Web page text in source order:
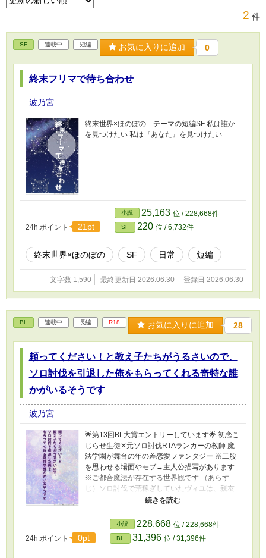
2 件
SF 連載中 短編 お気に入りに追加 0
終末フリマで待ち合わせ
波乃宮
終末世界×ほのぼの テーマの短編SF 私は誰か
を見つけたい 私は『あなた』を見つけたい
24h.ポイント 21pt
小説 25,163 位 / 228,668件
SF 220 位 / 6,732件
終末世界×ほのぼの SF 日常 短編
文字数 1,590 最終更新日 2026.06.30 登録日 2026.06.30
BL 連載中 長編 R18 お気に入りに追加 28
頼ってください！と教え子たちがうるさいので、
ソロ討伐を引退した俺をもらってくれる奇特な誰
かがいるそうです
波乃宮
🌟第13回BL大賞エントリーしています🌟 初恋こ
じらせ生徒✕元ソロ討伐RTAランカーの教師 魔
法学園が舞台の年の差恋愛ファンタジー ※二股
を思わせる場面やモブ→主人公描写があります
※ご都合魔法が存在する世界観です （あらす
じ）ソロ討伐で荒稼ぎしていたヴィユは、親友
ラザリオに連れてこられたルザルア魔法学園で
ることの多い種族ハイミアであるヴィユにとっ
て、オーバーワークの維持が理性を保つ上で必
要なことでもあった──。 三十代に突入してもラ
イフスタイルを変えるつもりはなかったのに、
24h.ポイント 0pt
小説 228,668 位 / 228,668件
BL 31,396 位 / 31,396件